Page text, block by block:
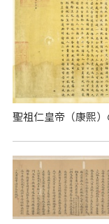
聖祖仁皇帝（康熙